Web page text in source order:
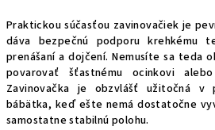
Praktickou súčasťou zavinovačiek je
dáva bezpečnú podporu krehkému
prenášaní a dojčení. Nemusíte sa teda
povarovať šťastnému ocinkovi
Zavinovačka je obzvlášťužitočná v
bábätka, keď ešte nemá dostatočne
samostatne stabilnú polohu.